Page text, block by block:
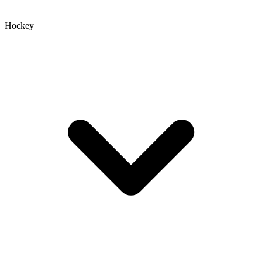
Hockey